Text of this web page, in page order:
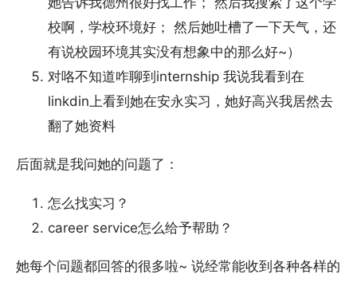
校啊，学校环境好； 然后她吐槽了一下天气，还
有说校园环境其实没有想象中的那么好~）
对咯不知道咋聊到internship 我说我看到在
linkdin上看到她在安永实习，她好高兴我居然去
翻了她资料
后面就是我问她的问题了：
怎么找实习？
career service怎么给予帮助？
她每个问题都回答的很多啦~ 说经常能收到各种各样的